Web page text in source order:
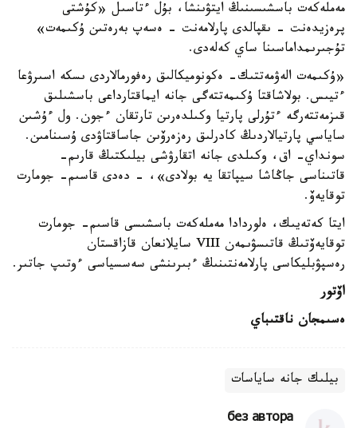
مەملەكەت باسشىسىنىڭ ايتۋىنشا، بۇل ءتاسىل «كۇشتى
پرەزيدەنت - ىقپالدى پارلامەنت - ەسەپ بەرەتىن ۇكىمەت»
تۇجىرىمداماسىنا ساي كەلەدى.
«ۇكىمەت الەۋمەتتىك- ەكونوميكالىق رەفورمالاردى ىسكە اسىرۋعا
ءتيىس. بولاشاقتا ۇكىمەتتەگى جانە ايماقتارداعى باسشىلىق
قىزمەتتەرگە ءتۇرلى پارتيا وكىلدەرىن تارتقان ءجون. ول ءۇشىن
ساياسي پارتيالاردىڭ كادرلىق رەزەرۆىن جاساقتاۋدى ۇسىنامىن.
سونداي- اق، وكىلدى جانە اتقارۋشى بيلىكتىڭ قارىم-
قاتىناسى جاڭاشا سيپاتقا يە بولادى»، - دەدى قاسىم- جومارت
توقايەۆ.
ايتا كەتەيىك، ەلوردادا مەملەكەت باسشىسى قاسىم- جومارت
توقايەۆتىڭ قاتىسۋىمەن VIII سايلانعان قازاقستان
رەسپۋبليكاسى پارلامەنتىنىڭ ءبىرىنشى سەسسياسى ءوتىپ جاتىر.
اۆتور
ەسىمجان ناقتىباي
بيلىك جانە ساياسات
без автора